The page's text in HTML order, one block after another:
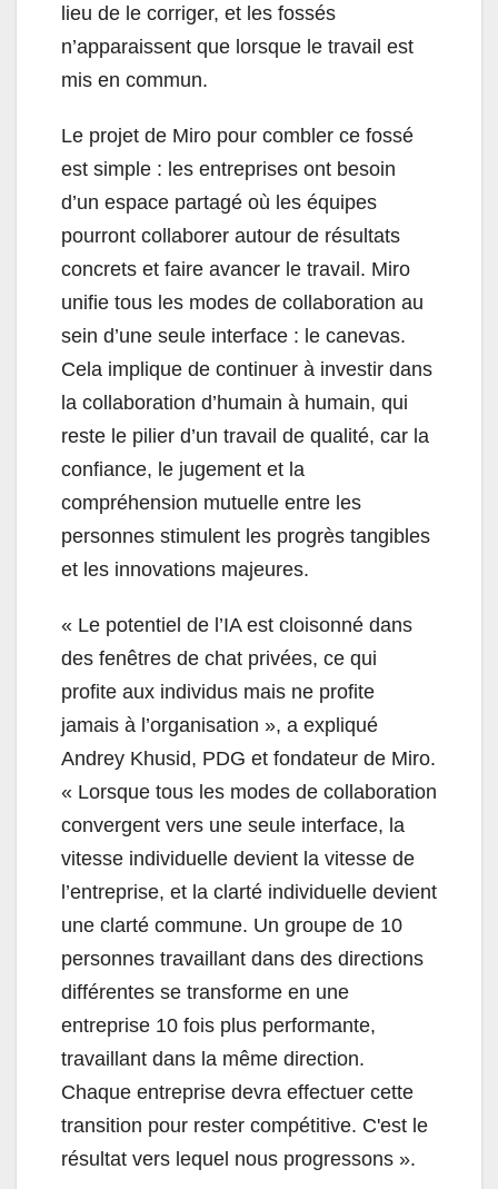
lieu de le corriger, et les fossés
n’apparaissent que lorsque le travail est
mis en commun.
Le projet de Miro pour combler ce fossé
est simple : les entreprises ont besoin
d’un espace partagé où les équipes
pourront collaborer autour de résultats
concrets et faire avancer le travail. Miro
unifie tous les modes de collaboration au
sein d’une seule interface : le canevas.
Cela implique de continuer à investir dans
la collaboration d’humain à humain, qui
reste le pilier d’un travail de qualité, car la
confiance, le jugement et la
compréhension mutuelle entre les
personnes stimulent les progrès tangibles
et les innovations majeures.
« Le potentiel de l’IA est cloisonné dans
des fenêtres de chat privées, ce qui
profite aux individus mais ne profite
jamais à l’organisation », a expliqué
Andrey Khusid, PDG et fondateur de Miro.
« Lorsque tous les modes de collaboration
convergent vers une seule interface, la
vitesse individuelle devient la vitesse de
l’entreprise, et la clarté individuelle devient
une clarté commune. Un groupe de 10
personnes travaillant dans des directions
différentes se transforme en une
entreprise 10 fois plus performante,
travaillant dans la même direction.
Chaque entreprise devra effectuer cette
transition pour rester compétitive. C'est le
résultat vers lequel nous progressons ».